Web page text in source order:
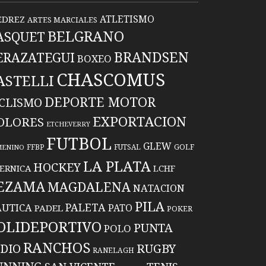
ARTES MARCIALES ATLETISMO
BELGRANO
BOXEO BRANDSEN
CHASCOMUS
DEPORTE MOTOR
ETCHEVERRY EXPORTACION
FFBP FUTBOL FUTSAL GLEW GOLF
HOCKEYLA PLATA LCHF
MAGDALENANATACION
PADEL PALETAPATO PILA POKER
POLO PUNTA
RANCHOS RANELAGH RUGBY